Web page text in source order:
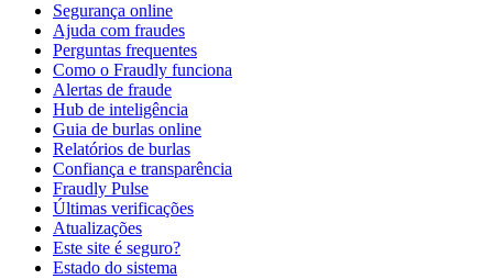
Segurança online
Ajuda com fraudes
Perguntas frequentes
Como o Fraudly funciona
Alertas de fraude
Hub de inteligência
Guia de burlas online
Relatórios de burlas
Confiança e transparência
Fraudly Pulse
Últimas verificações
Atualizações
Este site é seguro?
Estado do sistema